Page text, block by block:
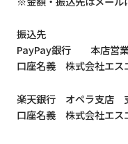
振込先
PayPay銀行 本店
口座名義 株式会社エ
楽天銀行 オペラ支店
口座名義 株式会社エ